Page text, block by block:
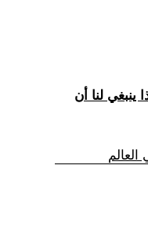
ينبغي لنا أن
العالم